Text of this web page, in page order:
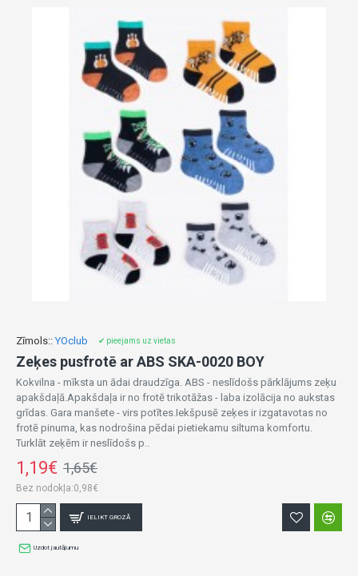
Zīmols:: YOclub ✔ pieejams uz vietas
Zeķes pusfrotē ar ABS SKA-0020 BOY
Kokvilna - mīksta un ādai draudzīga. ABS - neslīdošs pārklājums zeķu
apakšdaļā.Apakšdaļa ir no frotē trikotāžas - laba izolācija no aukstas
grīdas. Gara manšete - virs potītes.Iekšpusē zeķes ir izgatavotas no
frotē pinuma, kas nodrošina pēdai pietiekamu siltuma komfortu.
Turklāt zeķēm ir neslīdošs p..
1,19€ 1,65€
Bez nodokļa:0,98€
IELIKT GROZĀ
Uzdot jautājumu